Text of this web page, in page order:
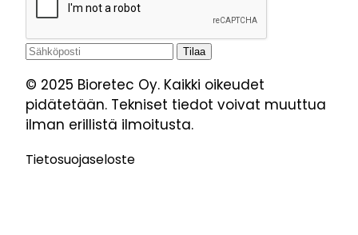
© 2025 Bioretec Oy. Kaikki oikeudet
pidätetään. Tekniset tiedot voivat muuttua
ilman erillistä ilmoitusta.
Tietosuojaseloste